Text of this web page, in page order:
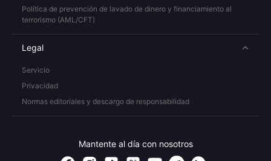
Política de prevención de lavado de dinero y financiamiento al
terrorismo (AML/CFT)
Legal
Servicio
Privacidad
Normas editoriales y descargo de responsabilidad
Mantente al día con nosotros